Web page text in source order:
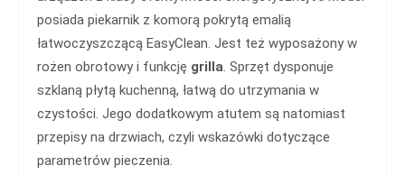
posiada piekarnik z komorą pokrytą emalią
łatwoczyszczącą EasyClean. Jest też wyposażony w
rożen obrotowy i funkcję grilla. Sprzęt dysponuje
szklaną płytą kuchenną, łatwą do utrzymania w
czystości. Jego dodatkowym atutem są natomiast
przepisy na drzwiach, czyli wskazówki dotyczące
parametrów pieczenia.